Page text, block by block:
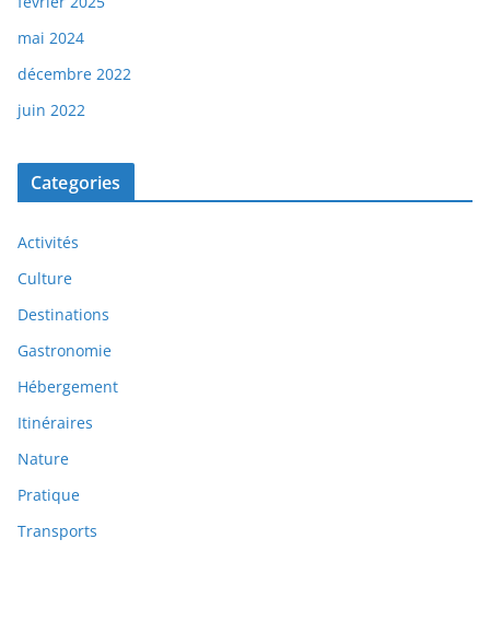
mai 2024
décembre 2022
juin 2022
Categories
Activités
Culture
Destinations
Gastronomie
Hébergement
Itinéraires
Nature
Pratique
Transports